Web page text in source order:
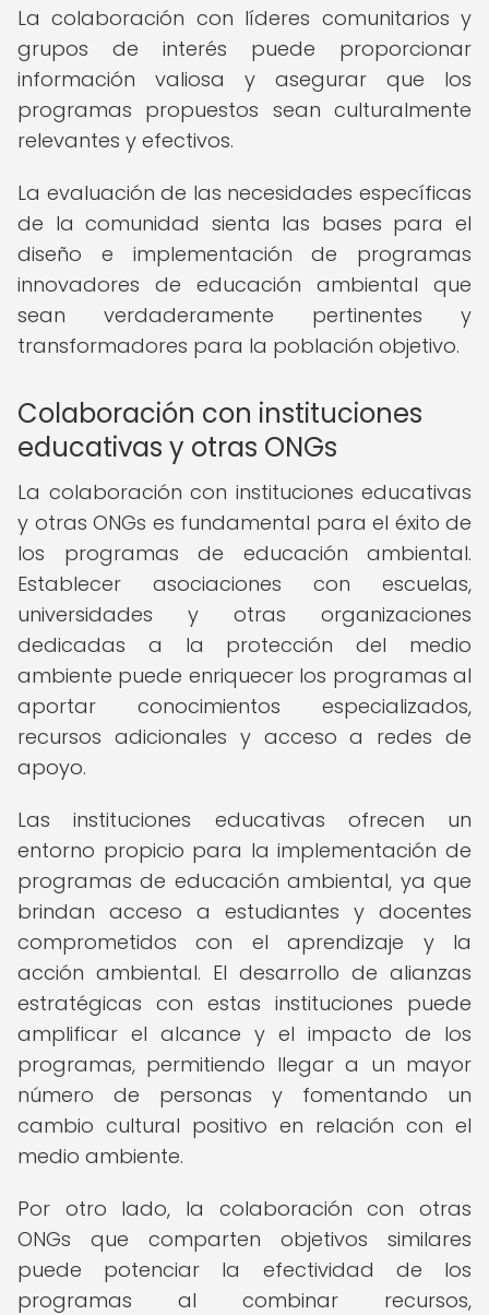
La colaboración con líderes comunitarios y
grupos de interés puede proporcionar
información valiosa y asegurar que los
programas propuestos sean culturalmente
relevantes y efectivos.
La evaluación de las necesidades específicas
de la comunidad sienta las bases para el
diseño e implementación de programas
innovadores de educación ambiental que
sean verdaderamente pertinentes y
transformadores para la población objetivo.
Colaboración con instituciones
educativas y otras ONGs
La colaboración con instituciones educativas
y otras ONGs es fundamental para el éxito de
los programas de educación ambiental.
Establecer asociaciones con escuelas,
universidades y otras organizaciones
dedicadas a la protección del medio
ambiente puede enriquecer los programas al
aportar conocimientos especializados,
recursos adicionales y acceso a redes de
apoyo.
Las instituciones educativas ofrecen un
entorno propicio para la implementación de
programas de educación ambiental, ya que
brindan acceso a estudiantes y docentes
comprometidos con el aprendizaje y la
acción ambiental. El desarrollo de alianzas
estratégicas con estas instituciones puede
amplificar el alcance y el impacto de los
programas, permitiendo llegar a un mayor
número de personas y fomentando un
cambio cultural positivo en relación con el
medio ambiente.
Por otro lado, la colaboración con otras
ONGs que comparten objetivos similares
puede potenciar la efectividad de los
programas al combinar recursos,